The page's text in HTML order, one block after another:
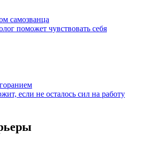
самозванца
поможет чувствовать себя
если не осталось сил на работу